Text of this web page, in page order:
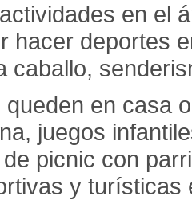
en el
hacer deportes
caballo,
en casa
juegos
picnic con
y turísticas